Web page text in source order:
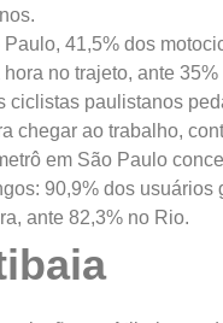
Paulo, 41,5% dos
no trajeto, ante 35%
ciclistas paulistanos
chegar ao trabalho,
em São Paulo
90,9% dos usuários
ante 82,3% no Rio.